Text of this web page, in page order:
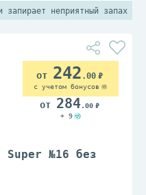
запирает неприятный запах
Super №16 без
242 .00
с учетом бонусов
284.00
+ 9